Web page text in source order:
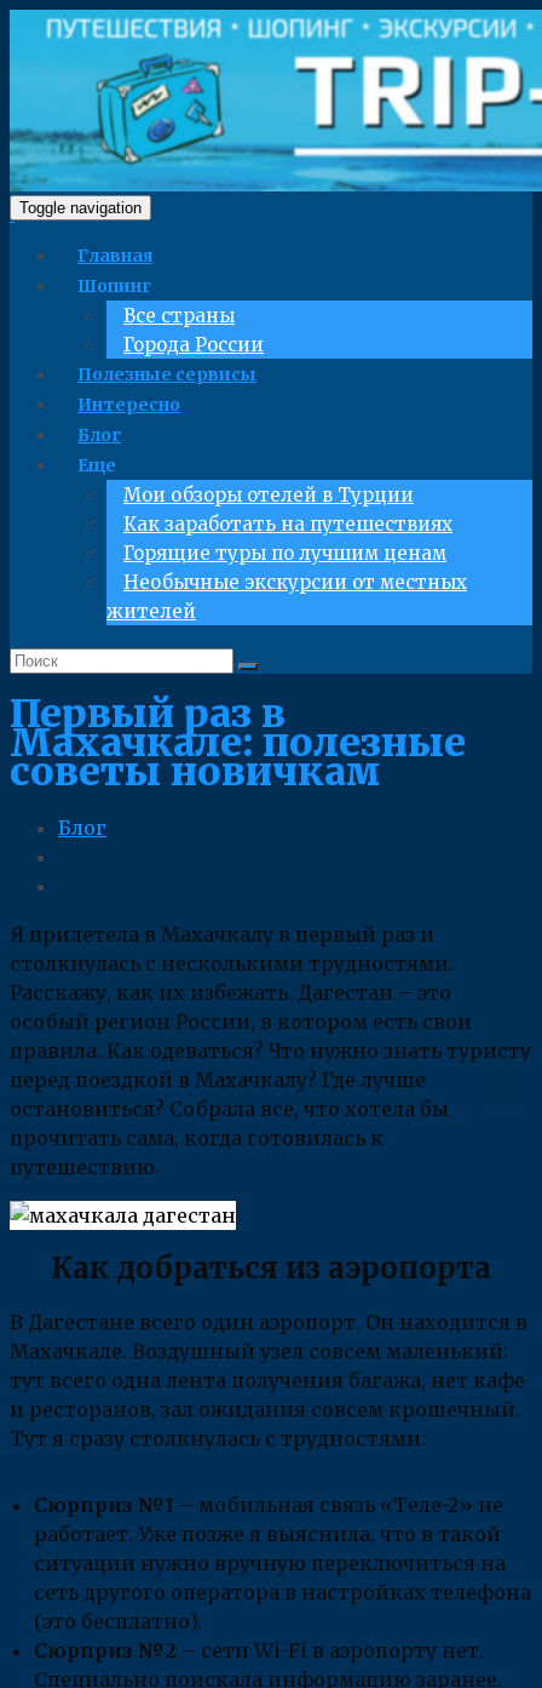
Toggle navigation
Главная
Шопинг
Все страны
Города России
Полезные сервисы
Интересно
Блог
Еще
Мои обзоры отелей в Турции
Как заработать на путешествиях
Горящие туры по лучшим ценам
Необычные экскурсии от местных
жителей
Первый раз в
Махачкале: полезные
советы новичкам
Блог
Я прилетела в Махачкалу в первый раз и
столкнулась с несколькими трудностями.
Расскажу, как их избежать. Дагестан – это
особый регион России, в котором есть свои
правила. Как одеваться? Что нужно знать туристу
перед поездкой в Махачкалу? Где лучше
остановиться? Собрала все, что хотела бы
прочитать сама, когда готовилась к
путешествию.
Как добраться из аэропорта
В Дагестане всего один аэропорт. Он находится в
Махачкале. Воздушный узел совсем маленький:
тут всего одна лента получения багажа, нет кафе
и ресторанов, зал ожидания совсем крошечный.
Тут я сразу столкнулась с трудностями:
Сюрприз №1 – мобильная связь «Теле-2» не
работает. Уже позже я выяснила, что в такой
ситуации нужно вручную переключиться на
сеть другого оператора в настройках телефона
(это бесплатно).
Сюрприз №2 – сети Wi-Fi в аэропорту нет.
Специально поискала информацию заранее.